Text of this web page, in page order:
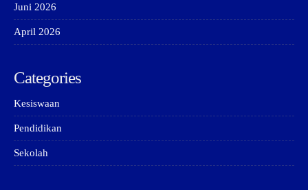
Juni 2026
April 2026
Categories
Kesiswaan
Pendidikan
Sekolah